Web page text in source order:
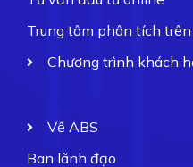
Trung tâm phân tích
Chương trình khách
Về ABS
Ban lãnh đạo